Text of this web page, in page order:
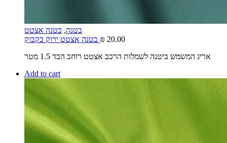
בטנה, בטנה אצטט
₪ 20.00
אריג המשמש ביטנה לשמלות הרכב אצטט רוחב הבד 1.5 מטר
Add to cart